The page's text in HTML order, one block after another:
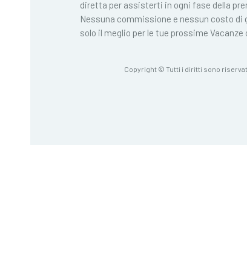
diretta per assisterti in ogni fase della
Nessuna commissione e nessun costo di
solo il meglio per le tue prossime Vacanze
Copyright © Tutti i diritti sono riservati